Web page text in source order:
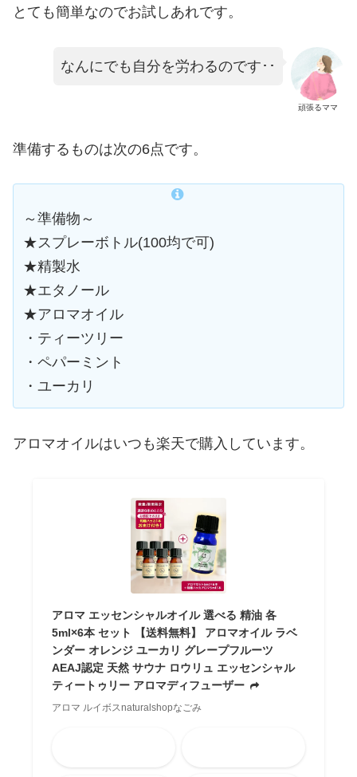
とても簡単なのでお試しあれです。
頑張るママ
なんにでも自分を労わるのです･･
準備するものは次の6点です。
～準備物～
★スプレーボトル(100均で可)
★精製水
★エタノール
★アロマオイル
・ティーツリー
・ペパーミント
・ユーカリ
アロマオイルはいつも楽天で購入しています。
アロマ エッセンシャルオイル 選べる 精油 各
5ml×6本 セット 【送料無料】 アロマオイル ラベ
ンダー オレンジ ユーカリ グレープフルーツ
AEAJ認定 天然 サウナ ロウリュ エッセンシャル
ティートゥリー アロマディフューザー
アロマ ルイボスnaturalshopなごみ